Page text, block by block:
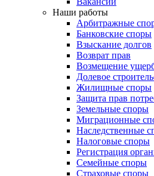
Наши работы
Арбитражные
Банковские споры
Взыскание долгов
Возврат прав
Возмещение
Долевое
Жилищные споры
Защита прав
Земельные споры
Миграционные
Наследственные
Налоговые споры
Регистрация
Семейные споры
Страховые споры